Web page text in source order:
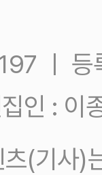
ㅣ
인 : 이
(기사)